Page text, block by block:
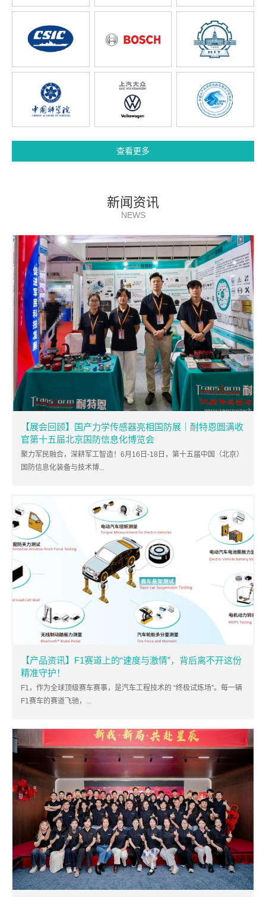
查看更多
新闻资讯
NEWS
【展会回顾】国产力学传感器亮相国防展｜耐特恩圆满收
官第十五届北京国防信息化博览会
聚力军民融合，深耕军工智造！6月16日-18日，第十五届中国（北京）
国防信息化装备与技术博...
【产品资讯】F1赛道上的“速度与激情”，背后离不开这份
精准守护！
F1，作为全球顶级赛车赛事，是汽车工程技术的 “终极试炼场”。每一辆
F1赛车的赛道飞驰，...